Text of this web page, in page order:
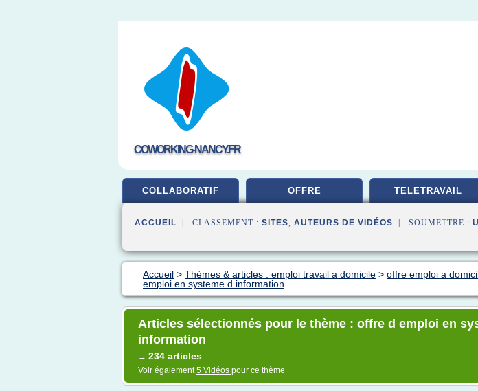
COWORKING-NANCY.FR
COLLABORATIF OFFRE TELETRAVAIL
ACCUEIL | CLASSEMENT : SITES, AUTEURS DE VIDÉOS | SOUMETTRE :
Accueil > Thèmes & articles : emploi travail a domicile > offre emploi a
emploi en systeme d information
Articles sélectionnés pour le thème : offre d emploi en
information
→ 234 articles
Voir également5 Vidéos pour ce thème